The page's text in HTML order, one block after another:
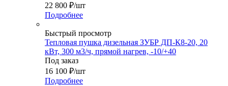
22 800 ₽/шт
Подробнее
Быстрый просмотр
Тепловая пушка дизельная ЗУБР ДП-К8-20, 20
кВт, 300 м3/ч, прямой нагрев, -10/+40
Под заказ
16 100 ₽/шт
Подробнее